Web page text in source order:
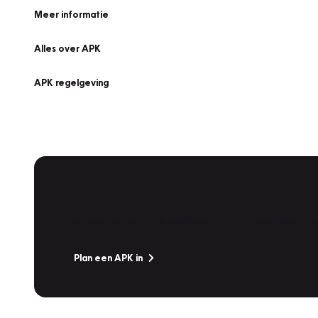
Meer informatie
Alles over APK
APK regelgeving
Plan een APK in